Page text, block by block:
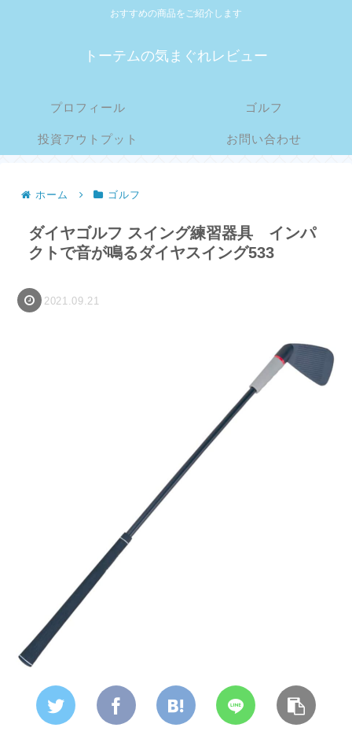
おすすめの商品をご紹介します
トーテムの気まぐれレビュー
プロフィール ゴルフ
投資アウトプット お問い合わせ
ホーム ゴルフ
ダイヤゴルフ スイング練習器具 インパ
クトで音が鳴るダイヤスイング533
2021.09.21